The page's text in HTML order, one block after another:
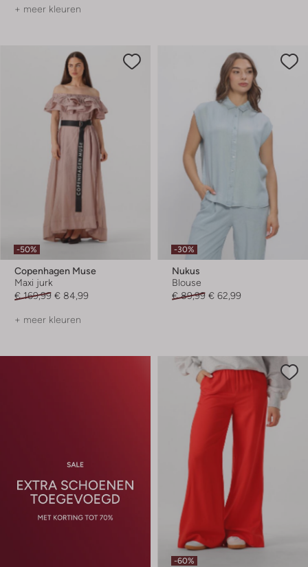
+ meer kleuren
-50%
Copenhagen Muse
Maxi jurk
€ 169,99 € 84,99
+ meer kleuren
-30%
Nukus
Blouse
€ 89,99 € 62,99
-60%